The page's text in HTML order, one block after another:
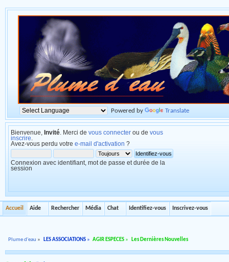
Powered by Translate
Bienvenue, Invité . Merci de vous connecter ou de vous
inscrire
Avez-vous perdu votre e-mail d'activation ?
Connexion avec identifiant, mot de passe et durée de la
session
Accueil Aide Rechercher Média Chat Identifiez-vous Inscrivez-vous
Plume d'eau » LES ASSOCIATIONS» AGIR ESPECES » Les Dernières Nouvelles